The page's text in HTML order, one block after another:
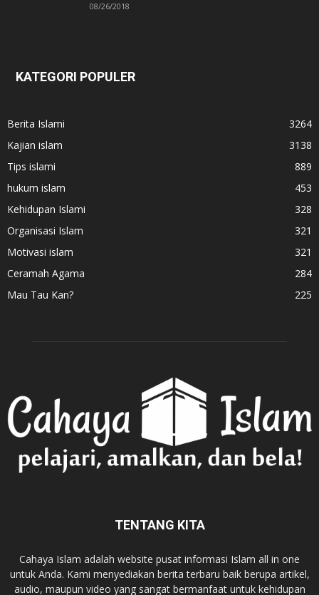
08/26/2018
KATEGORI POPULER
Berita Islami
3264
Kajian islam
3138
Tips islami
889
hukum islam
453
Kehidupan Islami
328
Organisasi Islam
321
Motivasi islam
321
Ceramah Agama
284
Mau Tau Kan?
225
TENTANG KITA
Cahaya Islam adalah website pusat informasi Islam all in one
untuk Anda. Kami menyediakan berita terbaru baik berupa artikel,
audio, maupun video yang sangat bermanfaat untuk kehidupan